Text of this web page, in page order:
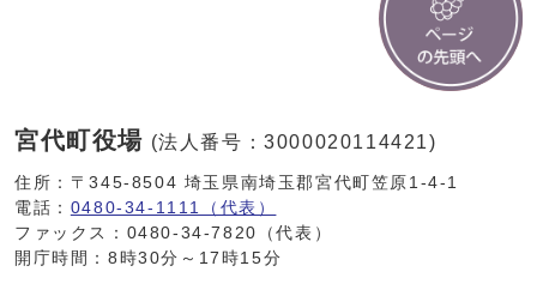
宮代町役場 (法人番号：3000020114421)
住所：〒345-8504 埼玉県南埼玉郡宮代町笠原1-4-1
電話： 0480-34-1111（代表）
ファックス：0480-34-7820（代表）
開庁時間：8時30分～17時15分